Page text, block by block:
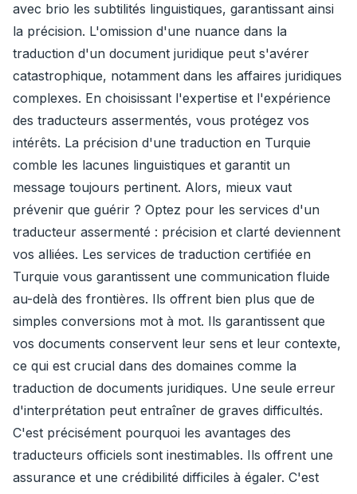
avec brio les subtilités linguistiques, garantissant ainsi
la précision. L'omission d'une nuance dans la
traduction d'un document juridique peut s'avérer
catastrophique, notamment dans les affaires juridiques
complexes. En choisissant l'expertise et l'expérience
des traducteurs assermentés, vous protégez vos
intérêts. La précision d'une traduction en Turquie
comble les lacunes linguistiques et garantit un
message toujours pertinent. Alors, mieux vaut
prévenir que guérir ? Optez pour les services d'un
traducteur assermenté : précision et clarté deviennent
vos alliées. Les services de traduction certifiée en
Turquie vous garantissent une communication fluide
au-delà des frontières. Ils offrent bien plus que de
simples conversions mot à mot. Ils garantissent que
vos documents conservent leur sens et leur contexte,
ce qui est crucial dans des domaines comme la
traduction de documents juridiques. Une seule erreur
d'interprétation peut entraîner de graves difficultés.
C'est précisément pourquoi les avantages des
traducteurs officiels sont inestimables. Ils offrent une
assurance et une crédibilité difficiles à égaler. C'est